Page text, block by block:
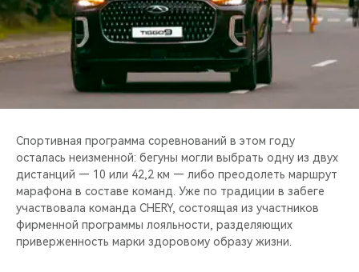
CHERY ДЛЯ ДЕТЕЙ
Спортивная программа соревнований в этом году
осталась неизменной: бегуны могли выбрать одну из двух
дистанций — 10 или 42,2 км — либо преодолеть маршрут
марафона в составе команд. Уже по традиции в забеге
участвовала команда CHERY, состоящая из участников
фирменной программы лояльности, разделяющих
приверженность марки здоровому образу жизни.